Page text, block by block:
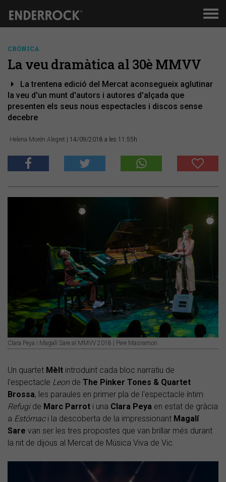
CRÒNICA
La veu dramàtica al 30è MMVV
La trentena edició del Mercat aconsegueix aglutinar
la veu d'un munt d'autors i autores d'alçada que
presenten els seus nous espectacles i discos sense
decebre
Helena Morén Alegret | 14/09/2018 a les 11:55h
Clara Peya i Magalí Sare al MMVV 2018 | Pere Masramon
Un quartet Mèlt introduint cada bloc narratiu de
l'espectacle Leon de The Pinker Tones & Quartet
Brossa, les paraules en primer pla de l'espectacle íntim
Refugide Marc Parrot i una Clara Peya en estat de gràcia
a Estómaci la descoberta de la impressionant Magalí
Sare van ser les tres propostes que van brillar més durant
la nit de dijous al Mercat de Música Viva de Vic.